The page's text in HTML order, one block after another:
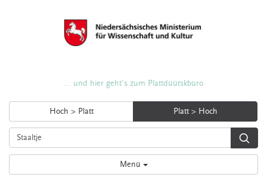
... und hier geht's zum Plattdüütskbüro
Hoch > Platt Platt > Hoch
Menü